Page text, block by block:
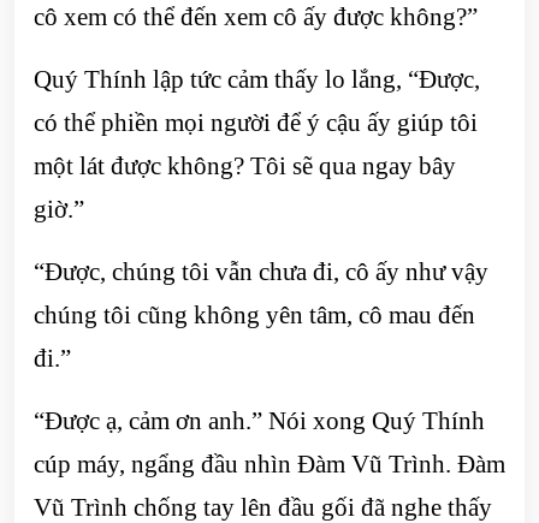
cô xem có thể đến xem cô ấy được không?”
Quý Thính lập tức cảm thấy lo lắng, “Được,
có thể phiền mọi người để ý cậu ấy giúp tôi
một lát được không? Tôi sẽ qua ngay bây
giờ.”
“Được, chúng tôi vẫn chưa đi, cô ấy như vậy
chúng tôi cũng không yên tâm, cô mau đến
đi.”
“Được ạ, cảm ơn anh.” Nói xong Quý Thính
cúp máy, ngẩng đầu nhìn Đàm Vũ Trình. Đàm
Vũ Trình chống tay lên đầu gối đã nghe thấy